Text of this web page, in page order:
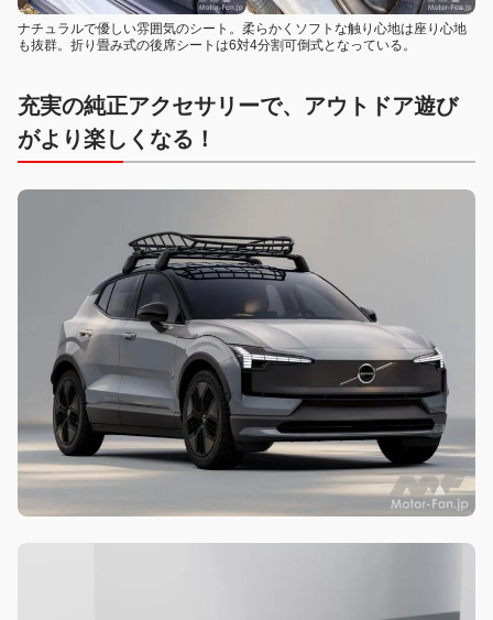
ナチュラルで優しい雰囲気のシート。柔らかくソフトな触り心地は座り心地
も抜群。折り畳み式の後席シートは6対4分割可倒式となっている。
充実の純正アクセサリーで、アウトドア遊び
がより楽しくなる！